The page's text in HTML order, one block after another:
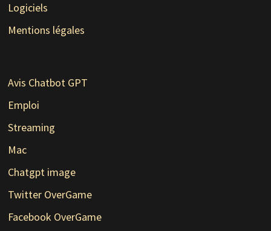
Logiciels
Mentions légales
Avis Chatbot GPT
Emploi
Streaming
Mac
Chatgpt image
Twitter OverGame
Facebook OverGame